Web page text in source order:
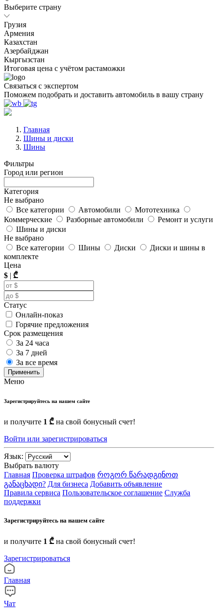
Выберите страну
Грузия
Армения
Казахстан
Азербайджан
Кыргызстан
Итоговая цена с учётом растаможки
Связаться с экспертом
Поможем подобрать и доставить автомобиль в вашу страну
Главная
Шины и диски
Шины
Фильтры
Город или регион
Категория
Не выбрано
Все категории
Автомобили
Мототехника
Коммерческие
Разборные автомобили
Ремонт и услуги
Шины и диски
Не выбрано
Все категории
Шины Диски
Диски и шины в
комплекте
Цена
$ | ₾
Статус
Онлайн-показ
Горячие предложения
Срок размещения
За 24 часа
За 7 дней
За все время
Применить
Меню
Зарегистрируйтесь на нашем сайте
и получите 1 ₾ на свой бонусный счет!
Войти или зарегистрироваться
Язык:
Выбрать валюту
Главная Проверка штрафов როგორ წარადგინოთ
განაცხადი? Для бизнеса Добавить объявление
Правила сервиса Пользовательское соглашение Служба
поддержки
Зарегистрируйтесь на нашем сайте
и получите 1 ₾ на свой бонусный счет!
Зарегистрироваться
Главная
Чат